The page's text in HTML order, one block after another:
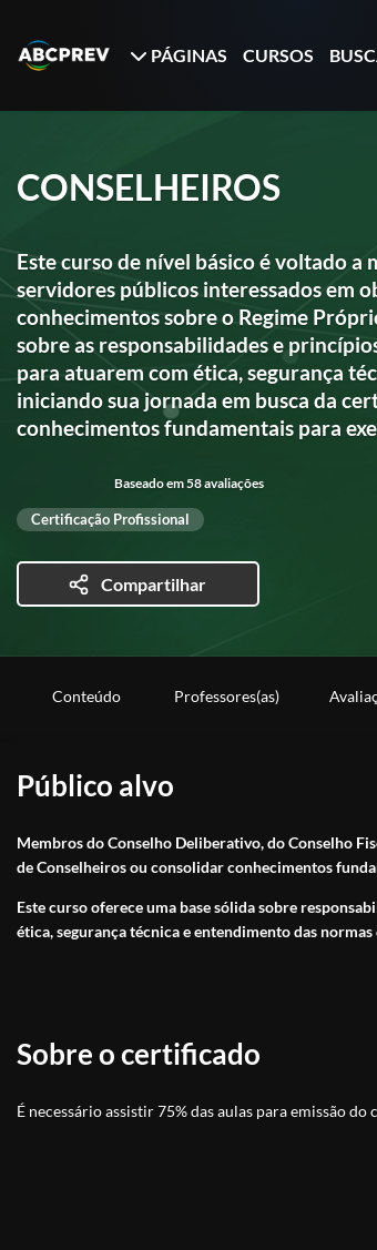
PÁGINAS CURSOS
CONSELHEIROS
Este curso de nível básico é voltado
servidores públicos interessados em
conhecimentos sobre o Regime
sobre as responsabilidades e
para atuarem com ética, segurança
iniciando sua jornada em busca da
conhecimentos fundamentais para
Baseado em 58 avaliações
Certificação Profissional
Compartilhar
Conteúdo Professores(as)
Público alvo
Membros do Conselho Deliberativo, do Conselho
de Conselheiros ou consolidar conhecimentos
Este curso oferece uma base sólida sobre
ética, segurança técnica e entendimento das normas
Sobre o certificado
É necessário assistir 75% das aulas para emissão do